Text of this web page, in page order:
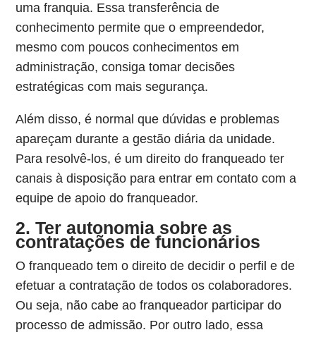
uma franquia. Essa transferência de
conhecimento permite que o empreendedor,
mesmo com poucos conhecimentos em
administração, consiga tomar decisões
estratégicas com mais segurança.
Além disso, é normal que dúvidas e problemas
apareçam durante a gestão diária da unidade.
Para resolvê-los, é um direito do franqueado ter
canais à disposição para entrar em contato com a
equipe de apoio do franqueador.
2. Ter autonomia sobre as
contratações de funcionários
O franqueado tem o direito de decidir o perfil e de
efetuar a contratação de todos os colaboradores.
Ou seja, não cabe ao franqueador participar do
processo de admissão. Por outro lado, essa